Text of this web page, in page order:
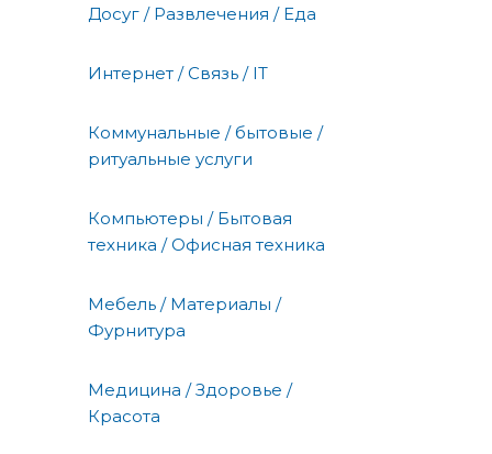
Досуг / Развлечения / Еда
Интернет / Связь / IT
Коммунальные / бытовые /
ритуальные услуги
Компьютеры / Бытовая
техника / Офисная техника
Мебель / Материалы /
Фурнитура
Медицина / Здоровье /
Красота